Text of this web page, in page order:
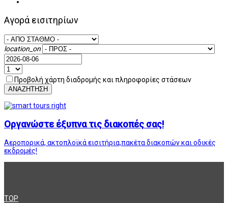
Αγορά εισιτηρίων
location_on
Προβολή χάρτη διαδρομής και πληροφορίες στάσεων
ΑΝΑΖΗΤΗΣΗ
Οργανώστε έξυπνα τις διακοπές σας!
Αεροπορικά, ακτοπλοϊκά εισιτήρια,πακέτα διακοπών και οδικές
εκδρομές!
TOP